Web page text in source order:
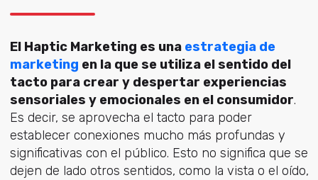
El Haptic Marketing es una estrategia de
marketing en la que se utiliza el sentido del
tacto para crear y despertar experiencias
sensoriales y emocionales en el consumidor.
Es decir, se aprovecha el tacto para poder
establecer conexiones mucho más profundas y
significativas con el público. Esto no significa que se
dejen de lado otros sentidos, como la vista o el oído,